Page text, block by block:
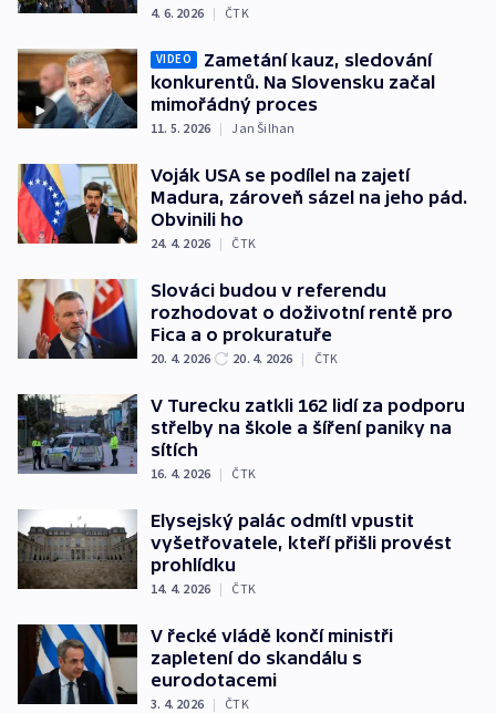
4. 6. 2026 | ČTK
VIDEO
Zametání kauz, sledování
konkurentů. Na Slovensku začal
mimořádný proces
11. 5. 2026 | Jan Šilhan
Voják USA se podílel na zajetí
Madura, zároveň sázel na jeho pád.
Obvinili ho
24. 4. 2026 | ČTK
Slováci budou v referendu
rozhodovat o doživotní rentě pro
Fica a o prokuratuře
20. 4. 2026 20. 4. 2026 | ČTK
V Turecku zatkli 162 lidí za podporu
střelby na škole a šíření paniky na
sítích
16. 4. 2026 | ČTK
Elysejský palác odmítl vpustit
vyšetřovatele, kteří přišli provést
prohlídku
14. 4. 2026 | ČTK
V řecké vládě končí ministři
zapletení do skandálu s
eurodotacemi
3. 4. 2026 | ČTK